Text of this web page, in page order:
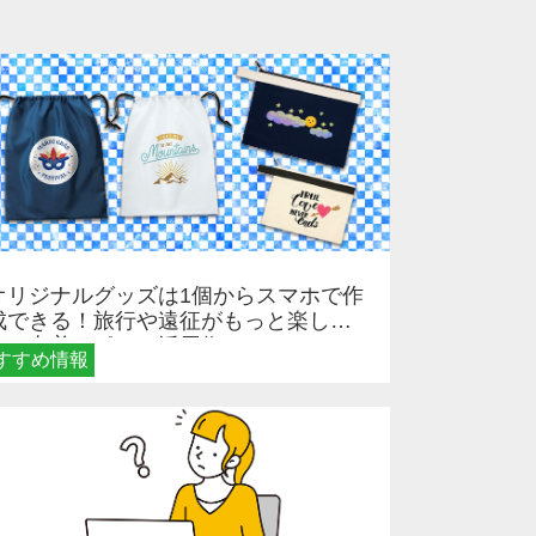
すめ情報
リジナルグッズは1個からスマホで作
できる！旅行や遠征がもっと楽しく
る巾着＆ポーチ活用術